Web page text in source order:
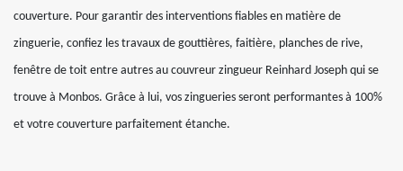
couverture. Pour garantir des interventions fiables en matière de
zinguerie, confiez les travaux de gouttières, faitière, planches de rive,
fenêtre de toit entre autres au couvreur zingueur Reinhard Joseph qui se
trouve à Monbos. Grâce à lui, vos zingueries seront performantes à 100%
et votre couverture parfaitement étanche.